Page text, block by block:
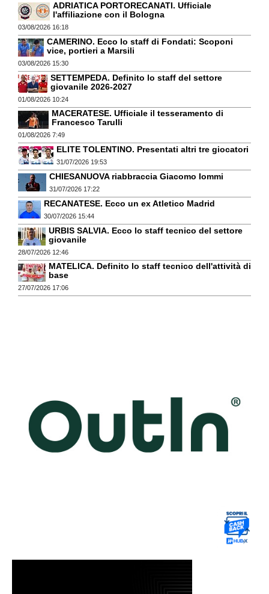
ADRIATICA PORTORECANATI. Ufficiale
l'affiliazione con il Bologna
03/08/2026 16:18
CAMERINO. Ecco lo staff di Fondati: Scoponi
vice, portieri a Marsili
03/08/2026 15:30
SETTEMPEDA. Definito lo staff del settore
giovanile 2026-2027
01/08/2026 10:24
MACERATESE. Ufficiale il tesseramento di
Francesco Tarulli
01/08/2026 7:49
ELITE TOLENTINO. Presentati altri tre giocatori
31/07/2026 19:53
CHIESANUOVA riabbraccia Giacomo Iommi
31/07/2026 17:22
RECANATESE. Ecco un ex Atletico Madrid
30/07/2026 15:44
URBIS SALVIA. Ecco lo staff tecnico del settore
giovanile
28/07/2026 12:46
MATELICA. Definito lo staff tecnico dell'attività di
base
27/07/2026 17:06